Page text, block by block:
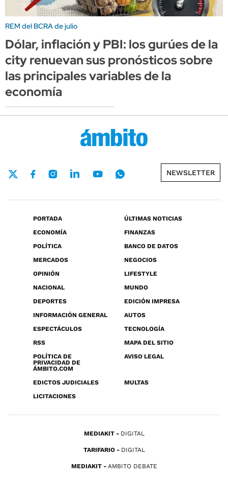
REM del BCRA de julio
Dólar, inflación y PBI: los gurúes de la
city renuevan sus pronósticos sobre
las principales variables de la
economía
NEWSLETTER
PORTADA
ÚLTIMAS NOTICIAS
ECONOMÍA
FINANZAS
POLÍTICA
BANCO DE DATOS
MERCADOS
NEGOCIOS
OPINIÓN
LIFESTYLE
NACIONAL
MUNDO
DEPORTES
EDICIÓN IMPRESA
INFORMACIÓN GENERAL
AUTOS
ESPECTÁCULOS
TECNOLOGÍA
RSS
MAPA DEL SITIO
POLÍTICA DE
PRIVACIDAD DE
ÁMBITO.COM
AVISO LEGAL
EDICTOS JUDICIALES
MULTAS
LICITACIONES
MEDIAKIT DIGITAL
TARIFARIO DIGITAL
MEDIAKIT AMBITO DEBATE